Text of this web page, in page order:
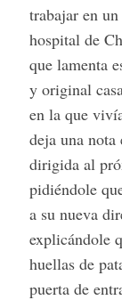
trabajar en
hospital de
que lamenta
y original
en la que
deja una nota
dirigida al
pidiéndole
a su nueva
explicándole
huellas de
puerta de